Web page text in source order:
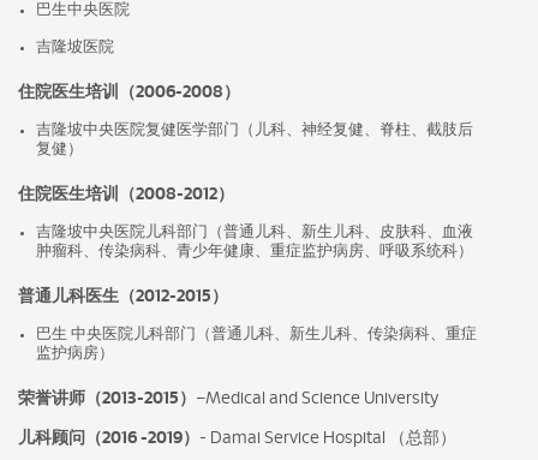
巴生中央医院
吉隆坡医院
住院医生培训（2006-2008）
吉隆坡中央医院复健医学部门（儿科、神经复健、脊柱、截肢后
复健）
住院医生培训（2008-2012）
吉隆坡中央医院儿科部门（普通儿科、新生儿科、皮肤科、血液
肿瘤科、传染病科、青少年健康、重症监护病房、呼吸系统科）
普通儿科医生（2012-2015）
巴生 中央医院儿科部门（普通儿科、新生儿科、传染病科、重症
监护病房）
荣誉讲师（2013-2015） –Medical and Science University
儿科顾问（2016 -2019） - Damai Service Hospital （总部）